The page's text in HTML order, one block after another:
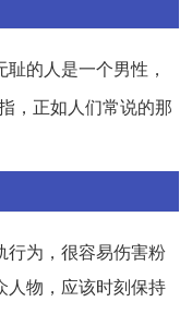
的人是一个男性，
，正如人们常说的那
行为，很容易伤害粉
人物，应该时刻保持